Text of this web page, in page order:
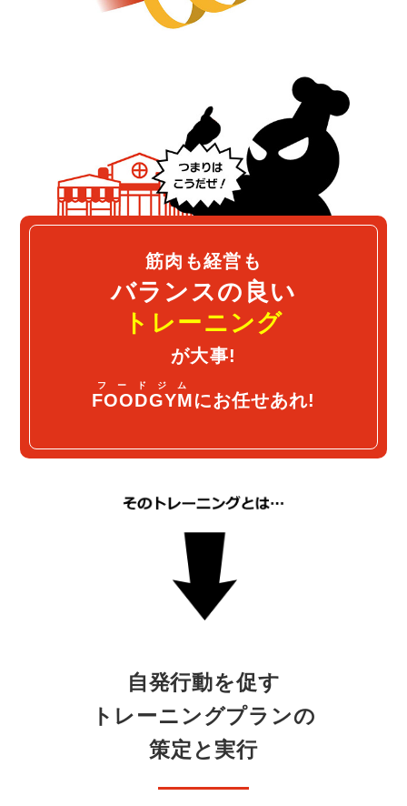
筋肉も経営も
バランスの良い
トレーニング
が大事!
FOODGYM
フードジム
にお任せあれ!
自発行動を促す
トレーニングプランの
策定と実行